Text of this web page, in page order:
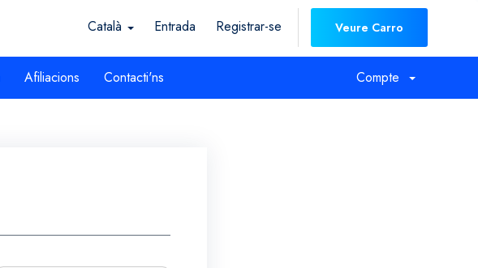
Català Entrada Registrar-se Veure Carro
Afiliacions Contacti'ns Compte